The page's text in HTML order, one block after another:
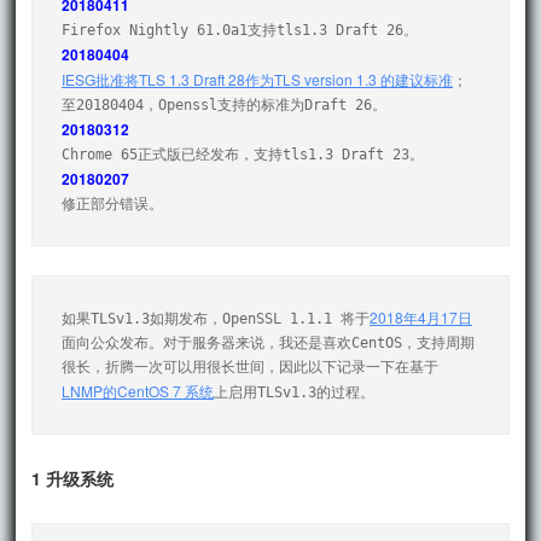
20180411
20180404
IESG批准将TLS 1.3 Draft 28作为TLS version 1.3 的建议标准 ；
20180312
20180207
修正部分错误。
如果TLSv1.3如期发布，OpenSSL 1.1.1 将于2018年4月17日
面向公众发布。对于服务器来说，我还是喜欢CentOS，支持周期
很长，折腾一次可以用很长世间，因此以下记录一下在基于
LNMP的CentOS 7 系统 上启用TLSv1.3的过程。
1 升级系统